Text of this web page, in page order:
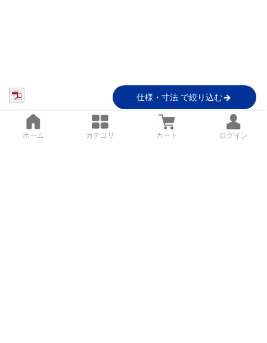
仕様・寸法 で絞り込む
ホーム カテゴリ カート ログイン